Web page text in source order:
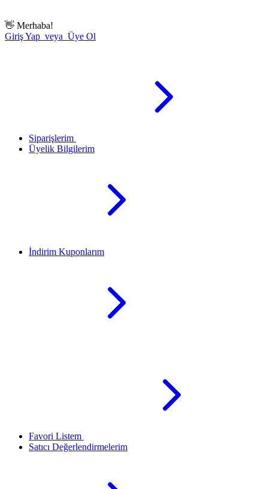
👋 Merhaba!
Giriş Yap veya Üye Ol
Siparişlerim
Üyelik Bilgilerim
İndirim Kuponlarım
Favori Listem
Satıcı Değerlendirmelerim